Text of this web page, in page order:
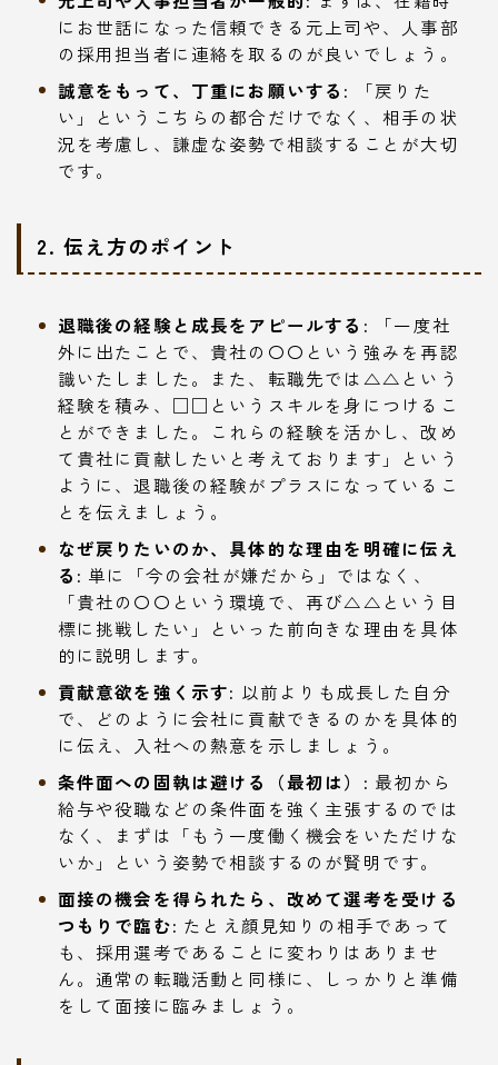
にお世話になった信頼できる元上司や、人事部
の採用担当者に連絡を取るのが良いでしょう。
誠意をもって、丁重にお願いする:
「戻りた
い」というこちらの都合だけでなく、相手の状
況を考慮し、謙虚な姿勢で相談することが大切
です。
2. 伝え方のポイント
退職後の経験と成長をアピールする: 「一度社
外に出たことで、貴社の〇〇という強みを再認
識いたしました。また、転職先では△△という
経験を積み、□□というスキルを身につけるこ
とができました。これらの経験を活かし、改め
て貴社に貢献したいと考えております」という
ように、退職後の経験がプラスになっているこ
とを伝えましょう。
なぜ戻りたいのか、具体的な理由を明確に伝え
る: 単に「今の会社が嫌だから」ではなく、
「貴社の〇〇という環境で、再び△△という目
標に挑戦したい」といった前向きな理由を具体
的に説明します。
貢献意欲を強く示す: 以前よりも成長した自分
で、どのように会社に貢献できるのかを具体的
に伝え、入社への熱意を示しましょう。
条件面への固執は避ける（最初は）: 最初から
給与や役職などの条件面を強く主張するのでは
なく、まずは「もう一度働く機会をいただけな
いか」という姿勢で相談するのが賢明です。
面接の機会を得られたら、改めて選考を受ける
つもりで臨む: たとえ顔見知りの相手であって
も、採用選考であることに変わりはありませ
ん。通常の転職活動と同様に、しっかりと準備
をして面接に臨みましょう。